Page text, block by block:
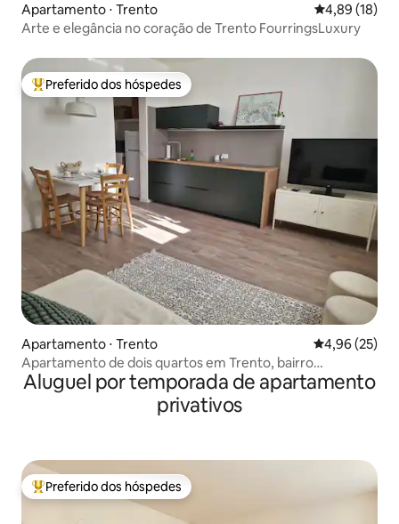
Apartamento ⋅ Trento 4,89 de uma
4,89 (18)
Arte e elegância no coração de Trento FourringsLuxury
Entre os melhores preferidos dos hóspedes
Preferido dos hóspedes
Apartamento ⋅ Trento 4,96 de uma
4,96 (25)
Apartamento de dois quartos em Trento, bairro
Piedicastello.
Aluguel por temporada de apartamento
privativos
Entre os melhores preferidos dos hóspedes
Preferido dos hóspedes